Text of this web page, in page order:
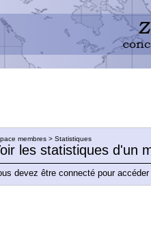
membres > Statistiques
les statistiques d'un
devez être connecté pour